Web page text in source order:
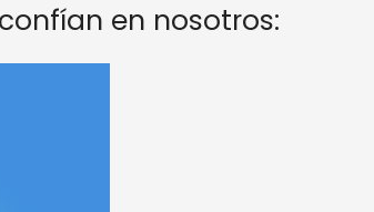
en nosotros: